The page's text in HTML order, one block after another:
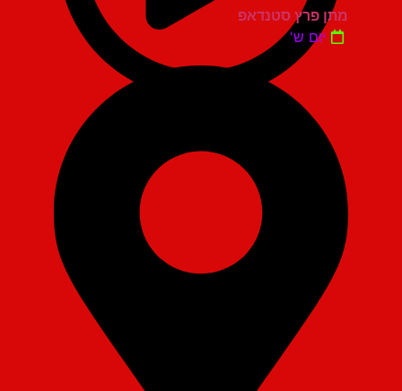
מתן פרץ סטנדאפ
יום ש'